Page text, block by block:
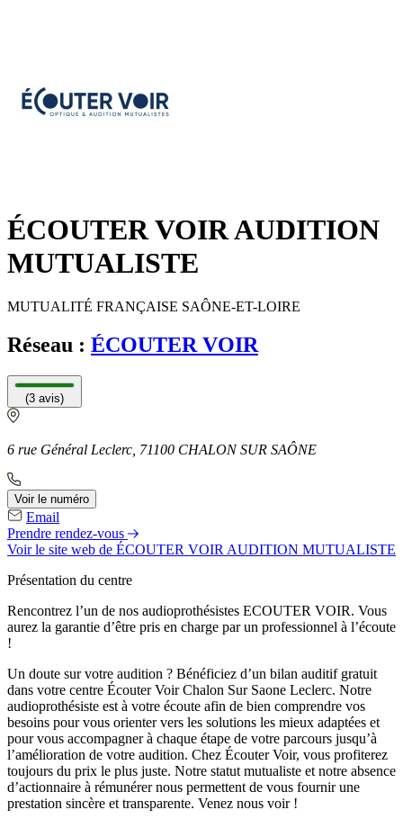
ÉCOUTER VOIR AUDITION
MUTUALISTE
MUTUALITÉ FRANÇAISE SAÔNE-ET-LOIRE
Réseau : ÉCOUTER VOIR
(3 avis)
6 rue Général Leclerc, 71100 CHALON SUR SAÔNE
Voir le numéro
Email
Prendre rendez-vous
Voir le site web de ÉCOUTER VOIR AUDITION MUTUALISTE
Présentation du centre
Rencontrez l’un de nos audioprothésistes ECOUTER VOIR. Vous
aurez la garantie d’être pris en charge par un professionnel à l’écoute
!
Un doute sur votre audition ? Bénéficiez d’un bilan auditif gratuit
dans votre centre Écouter Voir Chalon Sur Saone Leclerc. Notre
audioprothésiste est à votre écoute afin de bien comprendre vos
besoins pour vous orienter vers les solutions les mieux adaptées et
pour vous accompagner à chaque étape de votre parcours jusqu’à
l’amélioration de votre audition. Chez Écouter Voir, vous profiterez
toujours du prix le plus juste. Notre statut mutualiste et notre absence
d’actionnaire à rémunérer nous permettent de vous fournir une
prestation sincère et transparente. Venez nous voir !